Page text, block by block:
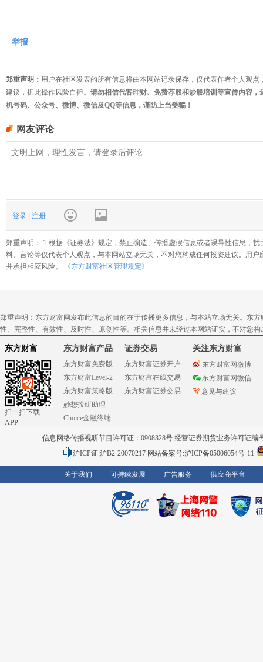
举报
郑重声明： 用户在社区发表的所有信息将由本网站记录保存，仅代表作者个人观
建议，据此操作风险自担。 请勿相信代客理财、免费荐股和炒股培训等宣传内容
机号码、公众号、微博、微信及QQ等信息，谨防上当受骗！
网友评论
登录 注册
郑重声明： 1.根据《证券法》规定，禁止编造、传播虚假信息或者误导性信息，
料、言论等仅代表个人观点，与本网站立场无关，不对您构成任何投资建议。用
并承担相应风险。
《东方财富社区管理规定》
郑重声明：东方财富网发布此信息的目的在于传播更多信息，与本站立场无关。东
性、完整性、有效性、及时性、原创性等。相关信息并未经过本网站证实，不对您
东方财富
扫一扫下载
APP
东方财富产品
东方财富免费版
东方财富Level-2
东方财富策略版
妙想投研助理
Choice金融终端
证券交易
东方财富证券开户
东方财富在线交易
东方财富证券交易
关注东方财富
东方财富网微博
东方财富网微信
意见与建议
信息网络传播视听节目许可证：0908328号 经营证券期货业务许可证编
沪ICP证:沪B2-20070217 网站备案号:沪ICP备05006054号-11
关于我们 可持续发展 广告服务 供应商平台